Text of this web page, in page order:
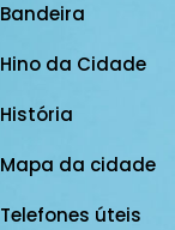
Bandeira
Hino da Cidade
História
Mapa da cidade
Telefones úteis